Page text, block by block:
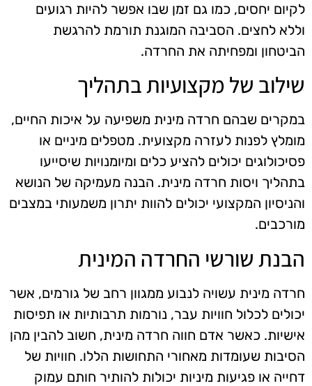
לקיום יחסים, כמו גם זמן שבו אפשר להיות רגועים
וללא לחצים. הסביבה המוגנת תורמת להרגשת
הביטחון ומפחיתה את החרדה.
שילוב של מקצועיות בתהליך
במקרים שבהם חרדה מינית משפיעה על איכות החיים,
מומלץ לפנות לעזרה מקצועית. מטפלים מיניים או
פסיכולוגים יכולים להציע כלים ומיומנויות שיסייעו
בתהליך ויסות חרדה מינית. הבנה מעמיקה של הנושא
והניסיון המקצועי יכולים להוות יתרון משמעותי במצבים
מורכבים.
הבנת שורשי החרדה המינית
חרדה מינית עשויה לנבוע ממגוון רחב של גורמים, אשר
יכולים לכלול חוויות עבר, נורמות תרבותיות או תפיסות
אישיות. כאשר אדם חווה חרדה מינית, חשוב להבין מהן
הסיבות שעומדות מאחורי התחושות הללו. חוויות של
דחייה או פגיעות מיניות יכולות להותיר חותם עמוק